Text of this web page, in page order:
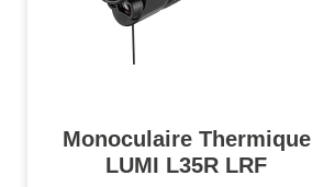
Monoculaire Thermique
LUMI L35R LRF